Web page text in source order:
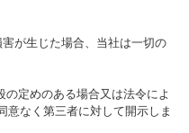
が生じた場合、当社は一切の
定めのある場合又は法令によ
意なく第三者に対して開示しま